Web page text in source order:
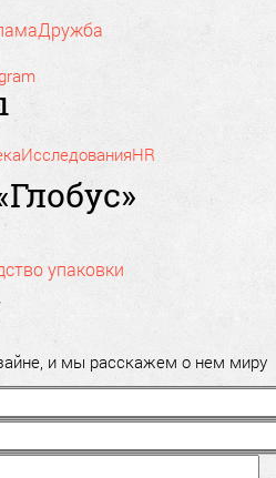
Дружба
ИсследованияHR
упаковки
и мы расскажем о нем миру